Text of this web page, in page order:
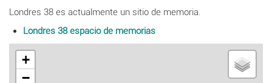
Londres 38 es actualmente un sitio de memoria.
Londres 38 espacio de memorias
+
−